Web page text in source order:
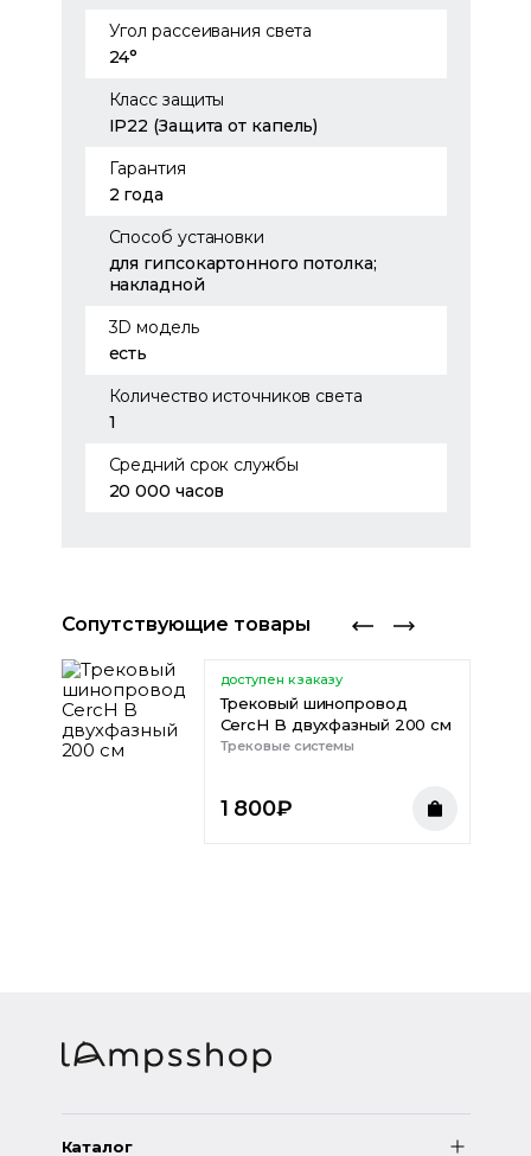
Угол рассеивания света
24°
Класс защиты
IP22 (Защита от капель)
Гарантия
2 года
Способ установки
для гипсокартонного потолка;
накладной
3D модель
есть
Количество источников света
1
Средний срок службы
20 000 часов
Сопутствующие товары
доступен к заказу
Трековый шинопровод
CercH B двухфазный 200 см
Трековые системы
1 800₽
Каталог